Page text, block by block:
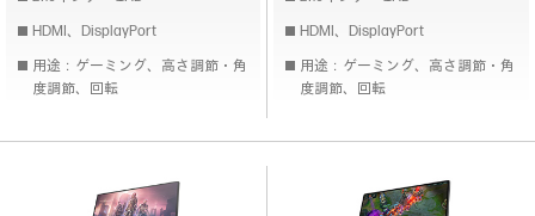
HDMI、DisplayPort
用途：ゲーミング、高さ調節・角
度調節、回転
HDMI、DisplayPort
用途：ゲーミング、高さ調節・角
度調節、回転